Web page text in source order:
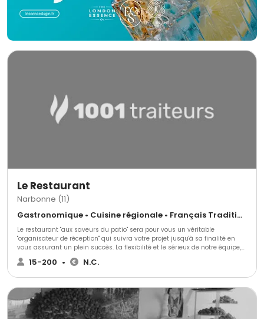
Le Restaurant
Narbonne (11)
Gastronomique • Cuisine régionale • Français Traditionnel
Le restaurant "aux saveurs du patio" sera pour vous un véritable
"organisateur de réception" qui suivra votre projet jusqu'à sa finalité en
vous assurant un plein succès. La flexibilité et le sérieux de notre équipe,
la qualité de nos prestations est une véritable "invitation à la réussite".
15-200 • N.C.